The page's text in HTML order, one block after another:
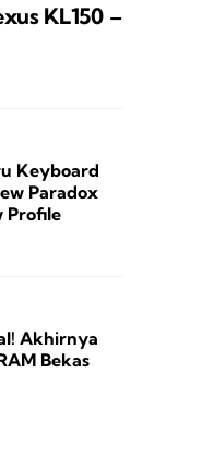
KL150 –
Keyboard
Paradox
Profile
Akhirnya
Bekas